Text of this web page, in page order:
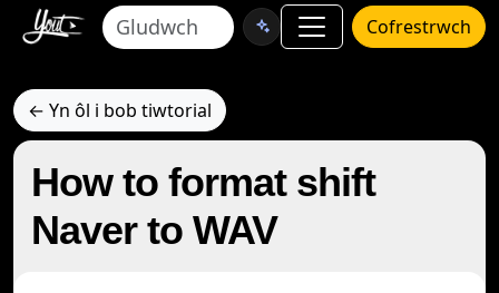
Cofrestrwch
← Yn ôl i bob tiwtorial
How to format shift
Naver to WAV